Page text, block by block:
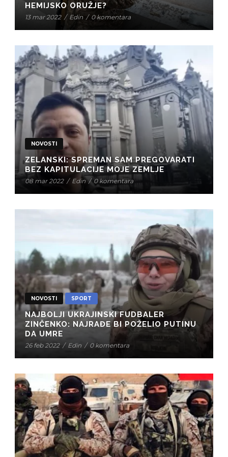
HEMIJSKO ORUŽJE?
13 mar 2022 / Edin / 0 komentara
NOVOSTI
ZELANSKI: SPREMAN SAM PREGOVARATI
BEZ KAPITULACIJE MOJE ZEMLJE
08 mar 2022 / Edin / 0 komentara
NOVOSTI SPORT
NAJBOLJI UKRAJINSKI FUDBALER
ZINČENKO: NAJRAĐE BI POŽELIO PUTINU
DA UMRE
26 feb 2022 / Edin / 0 komentara